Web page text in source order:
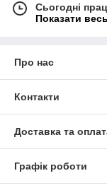
Сьогодні
Показати
Про нас
Контакти
Доставка та
Графік роботи